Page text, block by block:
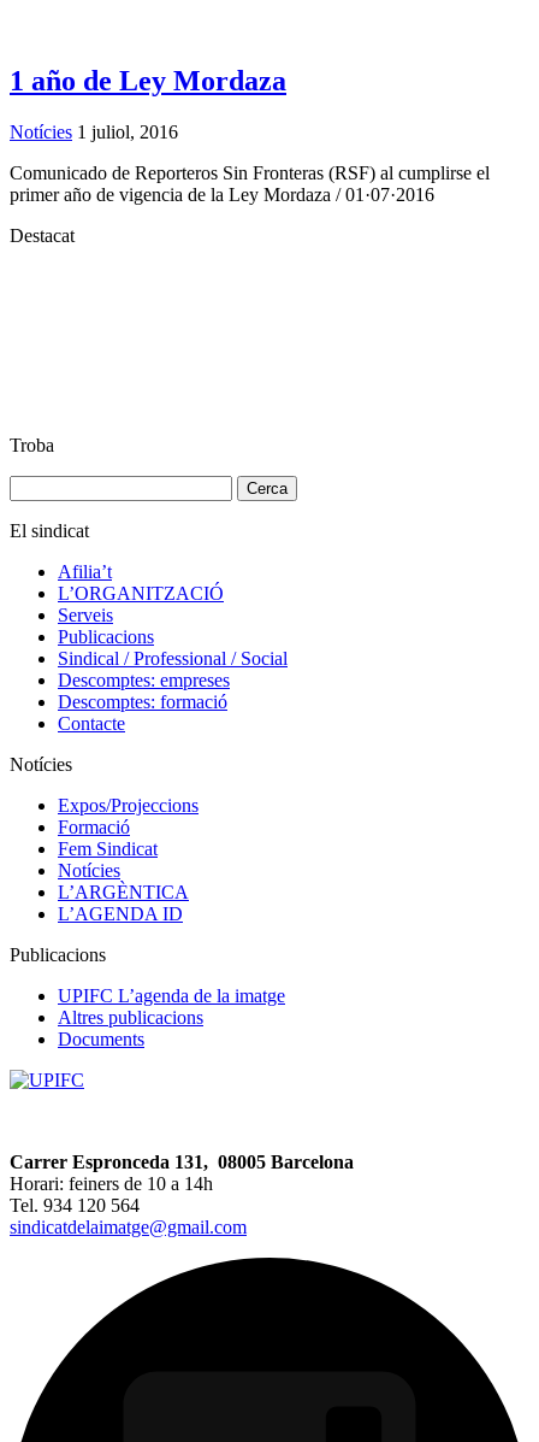
1 año de Ley Mordaza
Notícies 1 juliol, 2016
Comunicado de Reporteros Sin Fronteras (RSF) al cumplirse el
primer año de vigencia de la Ley Mordaza / 01·07·2016
Destacat
Troba
El sindicat
Afilia’t
L’ORGANITZACIÓ
Serveis
Publicacions
Sindical / Professional / Social
Descomptes: empreses
Descomptes: formació
Contacte
Notícies
Expos/Projeccions
Formació
Fem Sindicat
Notícies
L’ARGÈNTICA
L’AGENDA ID
Publicacions
UPIFC L’agenda de la imatge
Altres publicacions
Documents
Carrer Espronceda 131, 08005 Barcelona
Horari: feiners de 10 a 14h
Tel. 934 120 564
sindicatdelaimatge@gmail.com